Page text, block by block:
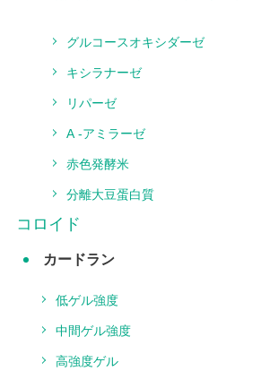
グルコースオキシダーゼ
キシラナーゼ
リパーゼ
A -アミラーゼ
赤色発酵米
分離大豆蛋白質
コロイド
カードラン
低ゲル強度
中間ゲル強度
高強度ゲル